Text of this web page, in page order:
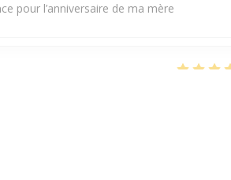
pour l’anniversaire de ma mère